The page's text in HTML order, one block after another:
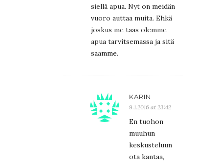
siellä apua. Nyt on meidän
vuoro auttaa muita. Ehkä
joskus me taas olemme
apua tarvitsemassa ja sitä
saamme.
KARIN
9.1.2016 at 23:42
En tuohon
muuhun
keskusteluun
ota kantaa,